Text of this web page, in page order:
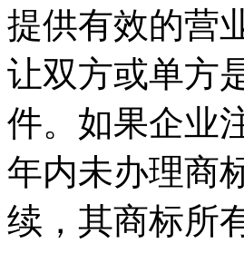
提供有效的营
让双方或单方
件。如果企业
年内未办理商
续，其商标所